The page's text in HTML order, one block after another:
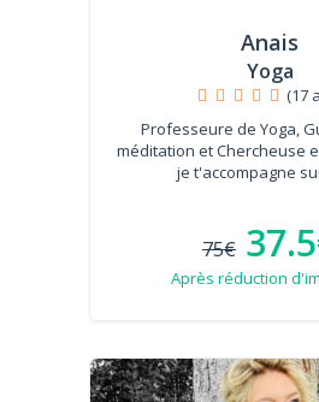
Anais
Yoga
(17
Professeure de Yoga,
méditation et Chercheuse
je t'accompagne
75€
Après réduction